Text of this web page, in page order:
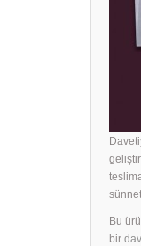
Bu
bir